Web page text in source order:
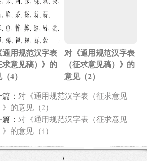
通用规范汉字表
求意见稿）》的
4）
对《通用规范汉字表
（征求意见稿）》的
意见（2）
篇： 对《通用规范汉字表（征求意见
的意见（2）
： 对《通用规范汉字表（征求意见
的意见（4）